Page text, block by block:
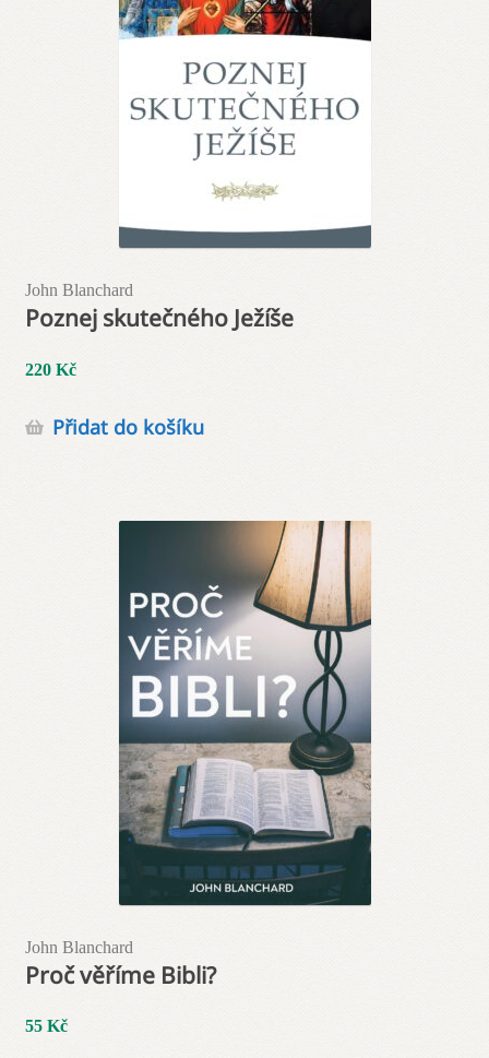
John Blanchard
Poznej skutečného Ježíše
220 Kč
Přidat do košíku
John Blanchard
Proč věříme Bibli?
55 Kč